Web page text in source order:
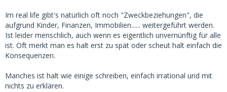
Im real life gibt's natürlich oft noch "Zweckbeziehungen", die
aufgrund Kinder, Finanzen, Immobilien...... weitergeführt werden.
Ist leider menschlich, auch wenn es eigentlich unvernünftig für alle
ist. Oft merkt man es halt erst zu spät oder scheut halt einfach die
Konsequenzen.
Manches ist halt wie einige schreiben, einfach irrational und mit
nichts zu erklären.